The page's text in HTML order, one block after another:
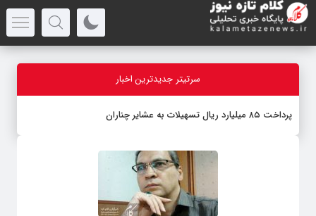
سرتیتر جدیدترین اخبار
پرداخت ۸۵ میلیارد ریال تسهیلات به عشایر چناران